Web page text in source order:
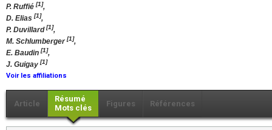
P. Ruffié [1],
D. Elias [1],
P. Duvillard[1],
M. Schlumberger[1],
E. Baudin [1],
J. Guigay [1]
Voir les affiliations
Article
Résumé
Mots clés
Figures Références